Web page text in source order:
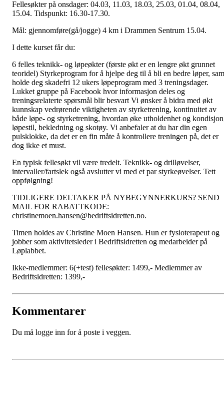
Fellesøkter på onsdager: 04.03, 11.03, 18.03, 25.03, 01.04, 08.04,
15.04. Tidspunkt: 16.30-17.30.
Mål: gjennomføre(gå/jogge) 4 km i Drammen Sentrum 15.04.
I dette kurset får du:
6 felles teknikk- og løpeøkter (første økt er en lengre økt grunnet
teoridel) Styrkeprogram for å hjelpe deg til å bli en bedre løper,
holde deg skadefri 12 ukers løpeprogram med 3 treningsdager.
Lukket gruppe på Facebook hvor informasjon deles og
treningsrelaterte spørsmål blir besvart Vi ønsker å bidra med økt
kunnskap vedrørende viktigheten av styrketrening, kontinuitet av
både løpe- og styrketrening, hvordan øke utholdenhet og
løpestil, bekledning og skotøy. Vi anbefaler at du har din egen
pulsklokke, da det er en fin måte å kontrollere treningen på, det er
dog ikke et must.
En typisk fellesøkt vil være tredelt. Teknikk- og drilløvelser,
intervaller/fartslek også avslutter vi med et par styrkeøvelser. Tett
oppfølgning!
TIDLIGERE DELTAKER PÅ NYBEGYNNERKURS? SEND
MAIL FOR RABATTKODE:
christinemoen.hansen@bedriftsidretten.no.
Timen holdes av Christine Moen Hansen. Hun er fysioterapeut og
jobber som aktivitetsleder i Bedriftsidretten og medarbeider på
Løplabbet.
Ikke-medlemmer: 6(+test) fellesøkter: 1499,- Medlemmer av
Bedriftsidretten: 1399,-
Kommentarer
Du må logge inn for å poste i veggen.